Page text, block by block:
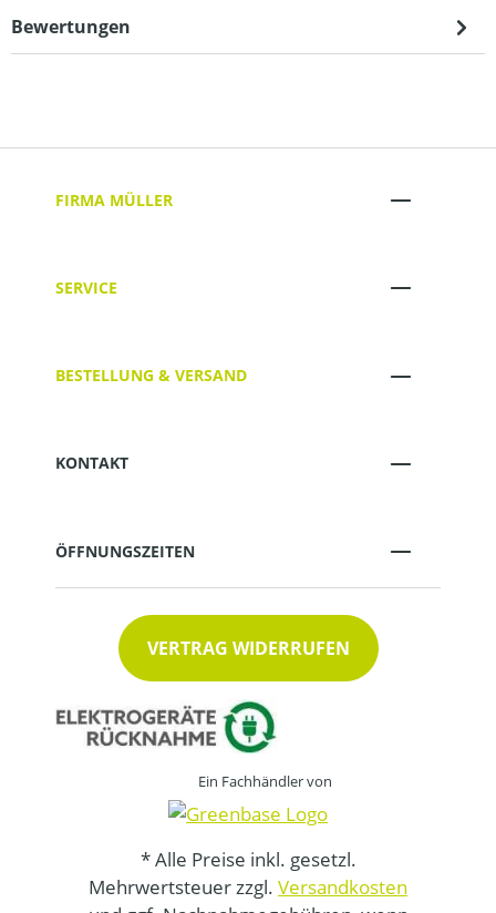
Bewertungen
FIRMA MÜLLER
SERVICE
BESTELLUNG & VERSAND
KONTAKT
ÖFFNUNGSZEITEN
VERTRAG WIDERRUFEN
Ein Fachhändler von
* Alle Preise inkl. gesetzl.
Mehrwertsteuer zzgl. Versandkosten